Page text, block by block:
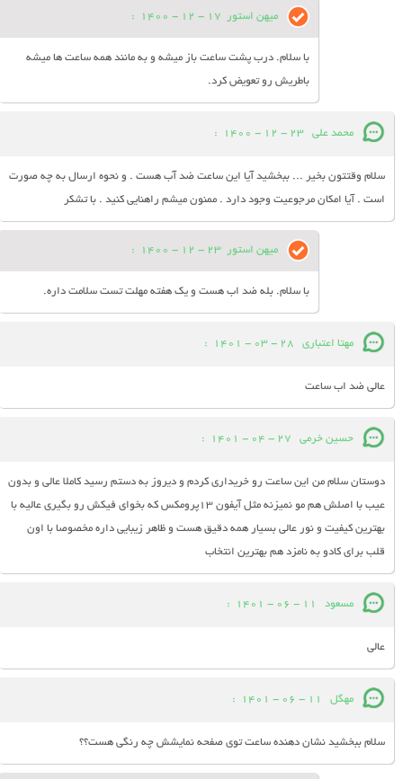
میهن استور 17 - 12 - 1400
:
با سلام. درب پشت ساعت باز میشه و به مانند همه ساعت ها میشه
باطریش رو تعویض کرد.
محمد علی 23 - 12 - 1400
:
سلام وقتتون بخیر ... ببخشید آیا این ساعت ضد آب هست . و نحوه ارسال به چه صورت
است . آیا امکان مرجوعیت وجود دارد . ممنون میشم راهنایی کنید . با تشکر
میهن استور 23 - 12 - 1400
:
با سلام. بله ضد اب هست و یک هفته مهلت تست سلامت داره.
مهتا اعتباری 28 - 03 - 1401
:
عالی ضد اب ساعت
حسین خرمی 27 - 04 - 1401
:
دوستان سلام من این ساعت رو خریداری کردم و دیروز به دستم رسید کاملا عالی و بدون
عیب با اصلش هم مو نمیزنه مثل آیفون ۱۳پرومکس که بخوای فیکش رو بگیری عالیه با
بهترین کیفیت و نور عالی بسیار همه دقیق هست و ظاهر زیبایی داره مخصوصا با اون
قلب برای کادو به نامزد هم بهترین انتخاب
مسعود 11 - 06 - 1401
:
عالی
مهگل 11 - 06 - 1401
:
سلام ببخشید نشان دهنده ساعت توی صفحه نمایشش چه رنگی هست؟؟